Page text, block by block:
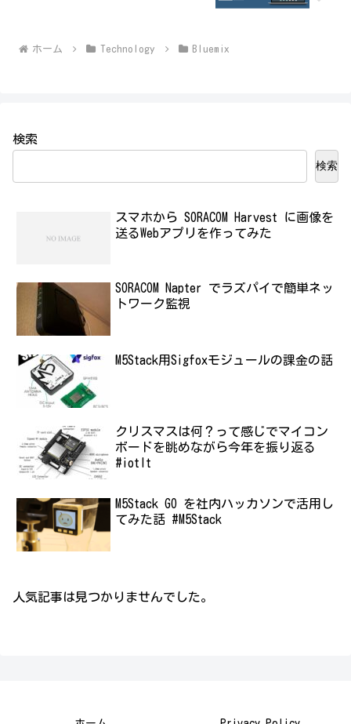
ホーム Technology Bluemix
検索
検索
スマホから SORACOM Harvest に画像を
送るWebアプリを作ってみた
SORACOM Napter でラズパイで簡単ネッ
トワーク監視
M5Stack用Sigfoxモジュールの課金の話
クリスマスは何？って感じでマイコン
ボードを眺めながら今年を振り返る
#iotlt
M5Stack GO を社内ハッカソンで活用し
てみた話 #M5Stack
人気記事は見つかりませんでした。